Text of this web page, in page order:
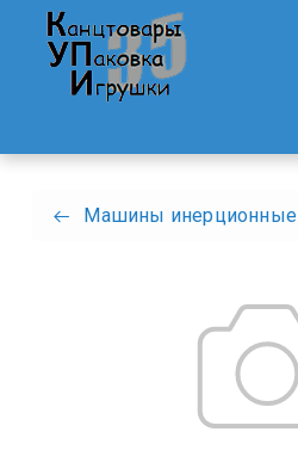
Машины инерционные